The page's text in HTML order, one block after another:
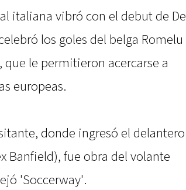
italiana vibró con el debut de De
los goles del belga Romelu
le permitieron acercarse a
europeas.
donde ingresó el delantero
Banfield), fue obra del volante
'Soccerway'.